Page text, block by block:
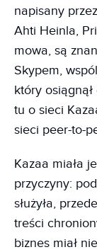
napisany
Ahti Heinla,
mowa, są
Skypem,
który
tu o sieci
sieci peer-to-
Kazaa miała
przyczyny:
służyła,
treści
biznes miał